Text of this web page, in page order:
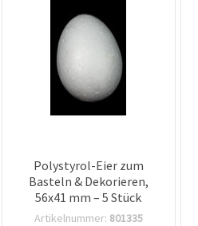
Polystyrol-Eier zum
Basteln & Dekorieren,
56x41 mm – 5 Stück
Artikelnummer: 801335